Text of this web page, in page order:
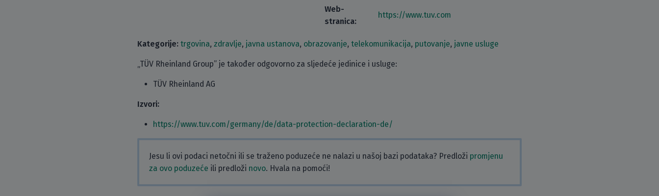
Web-
stranica:
https://www.tuv.com
Kategorije: trgovina, zdravlje, javna ustanova, obrazovanje, telekomunikacija, putovanje, javne usluge
„TÜV Rheinland Group” je također odgovorno za sljedeće jedinice i usluge:
TÜV Rheinland AG
Izvori:
https://www.tuv.com/germany/de/data-protection-declaration-de/
Jesu li ovi podaci netočni ili se traženo poduzeće ne nalazi u našoj bazi podataka? Predloži promjenu
za ovo poduzeće ili predloži novo. Hvala na pomoći!